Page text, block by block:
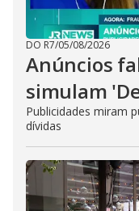
DO R7/05/08/2026
Anúncios
simulam
Publicidades miram
dívidas